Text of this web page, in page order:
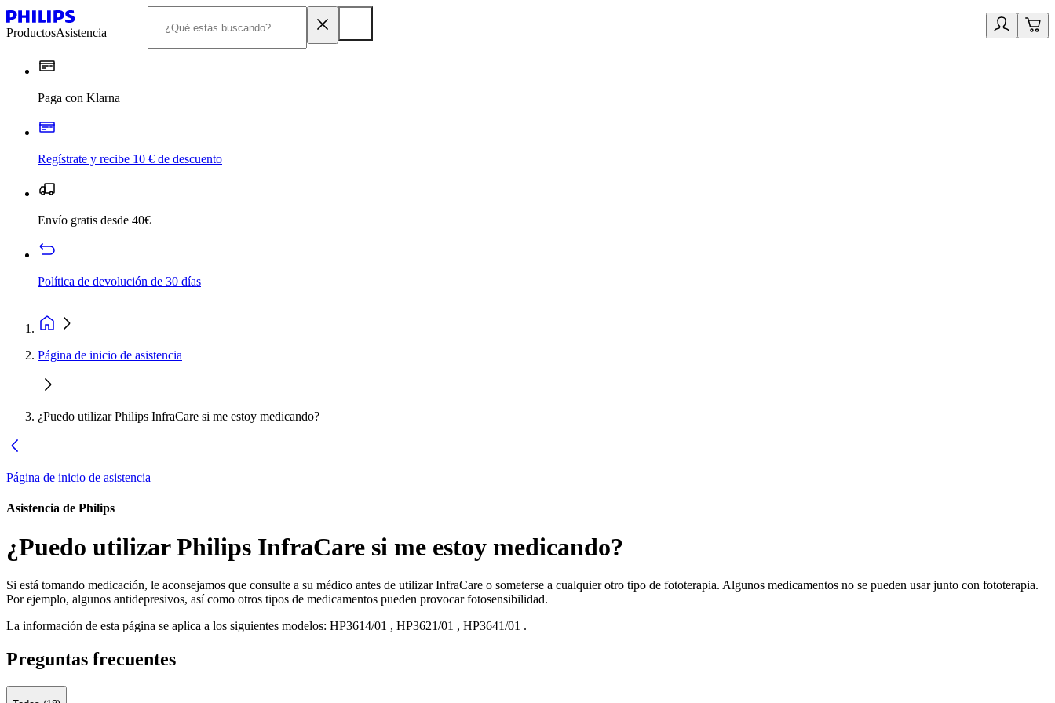
ProductosAsistencia
Paga con Klarna
Regístrate y recibe 10 € de descuento
Envío gratis desde 40€
Política de devolución de 30 días
Página de inicio de asistencia
¿Puedo utilizar Philips InfraCare si me estoy medicando?
Página de inicio de asistencia
Asistencia de Philips
¿Puedo utilizar Philips InfraCare si me estoy medicando?
Si está tomando medicación, le aconsejamos que consulte a su médico antes de utilizar InfraCare o someterse a cualquier otro tipo de fototerapia. Algunos medicamentos no se pueden usar junto con fototerapia.
Por ejemplo, algunos antidepresivos, así como otros tipos de medicamentos pueden provocar fotosensibilidad.
La información de esta página se aplica a los siguientes modelos: HP3614/01 , HP3621/01 , HP3641/01 .
Preguntas frecuentes